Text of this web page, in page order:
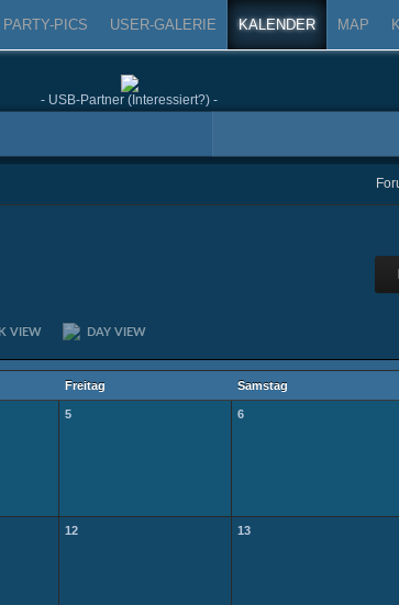
PARTY-PICS USER-GALERIE KALENDER MAP
- USB-Partner (Interessiert?) -
VIEW DAY VIEW
Freitag Samstag
5 6
12 13